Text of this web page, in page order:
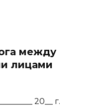
между
лицами
20__ г.